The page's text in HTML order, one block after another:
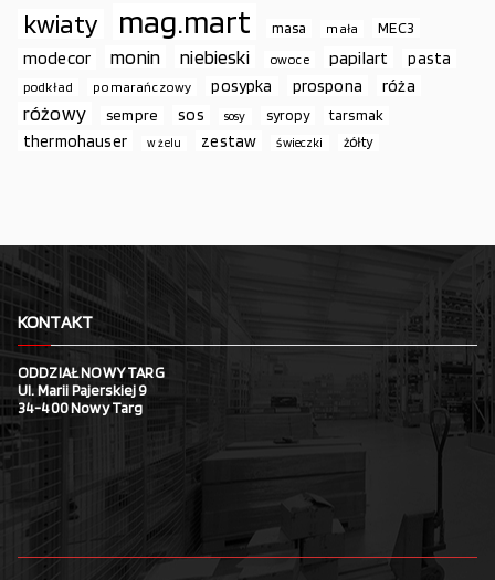
kwiaty mag.mart masa mała MEC3
modecor monin niebieski owoce papilart pasta
podkład pomarańczowy posypka prospona róża
różowy sempre sos sosy syropy tarsmak
thermohauser w żelu zestaw świeczki żółty
KONTAKT
ODDZIAŁ NOWY TARG
Ul. Marii Pajerskiej 9
34-400 Nowy Targ